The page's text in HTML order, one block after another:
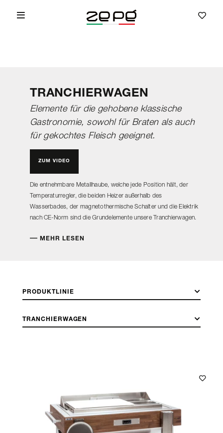
TRANCHIERWAGEN
Elemente für die gehobene klassische
Gastronomie, sowohl für Braten als auch
für gekochtes Fleisch geeignet.
ZUM VIDEO
Die entnehmbare Metallhaube, welche jede Position hält, der
Temperaturregler, die beiden Heizer außerhalb des
Wasserbades, der magnetothermische Schalter und die Elektrik
nach CE-Norm sind die Grundelemente unsere Tranchierwagen.
MEHR LESEN
PRODUKTLINIE
TRANCHIERWAGEN